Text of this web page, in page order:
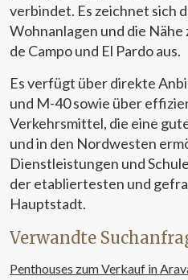
verbindet. Es zeichnet sich
Wohnanlagen und die
de Campo und El Pardo aus.
Es verfügt über direkte
und M-40 sowie über
Verkehrsmittel, die eine
und in den Nordwesten
Dienstleistungen und
der etabliertesten und
Hauptstadt.
Verwandte
Penthouses zum Verkauf in